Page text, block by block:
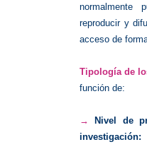
normalmente
reproducir y
acceso de
Tipología de
función de:
→
Nivel de
investigación: